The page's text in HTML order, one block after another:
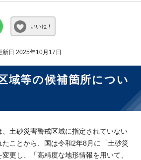
いいね！
日 2025年10月17日
域等の候補箇所につい
土砂災害警戒区域に指定されていない
ことから、国は令和2年8月に「土砂災
更し、「高精度な地形情報を用いて、